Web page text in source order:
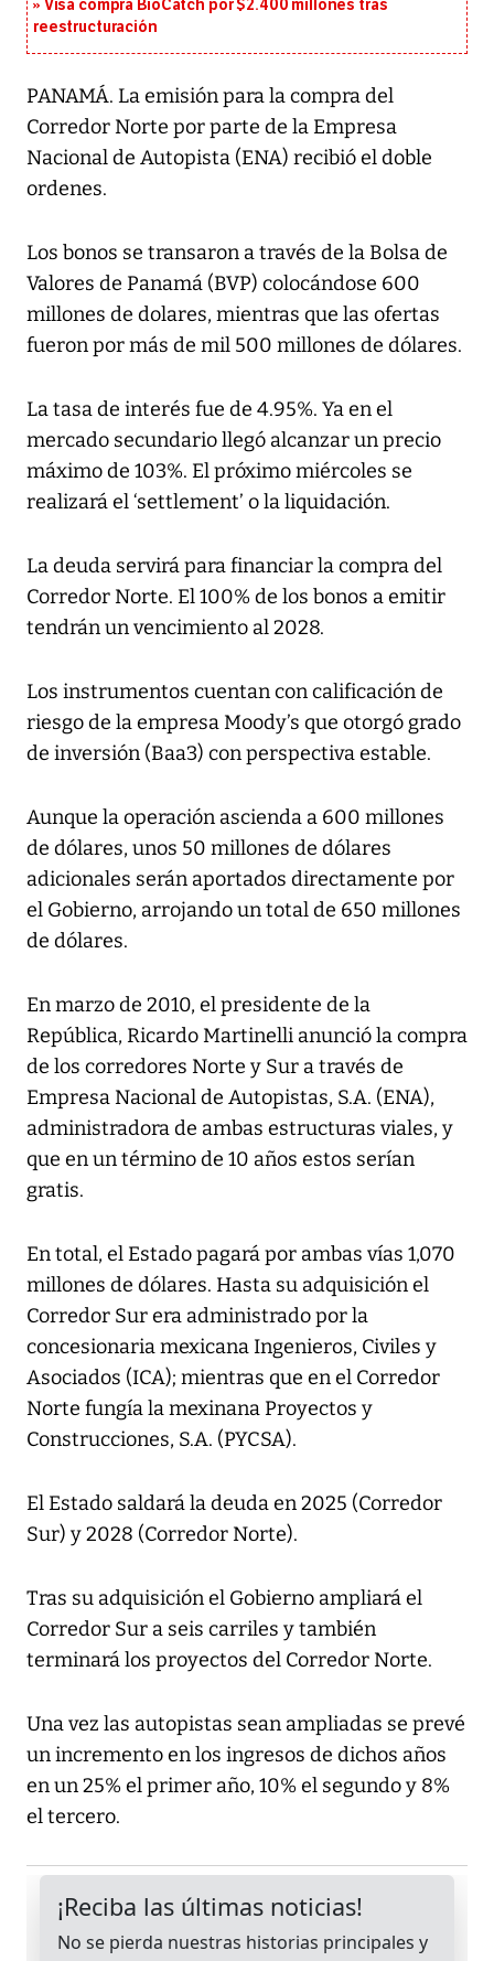
Visa compra BioCatch por $2.400 millones tras
reestructuración
PANAMÁ. La emisión para la compra del
Corredor Norte por parte de la Empresa
Nacional de Autopista (ENA) recibió el doble
ordenes.
Los bonos se transaron a través de la Bolsa de
Valores de Panamá (BVP) colocándose 600
millones de dolares, mientras que las ofertas
fueron por más de mil 500 millones de dólares.
La tasa de interés fue de 4.95%. Ya en el
mercado secundario llegó alcanzar un precio
máximo de 103%. El próximo miércoles se
realizará el ‘settlement’ o la liquidación.
La deuda servirá para financiar la compra del
Corredor Norte. El 100% de los bonos a emitir
tendrán un vencimiento al 2028.
Los instrumentos cuentan con calificación de
riesgo de la empresa Moody’s que otorgó grado
de inversión (Baa3) con perspectiva estable.
Aunque la operación ascienda a 600 millones
de dólares, unos 50 millones de dólares
adicionales serán aportados directamente por
el Gobierno, arrojando un total de 650 millones
de dólares.
En marzo de 2010, el presidente de la
República, Ricardo Martinelli anunció la compra
de los corredores Norte y Sur a través de
Empresa Nacional de Autopistas, S.A. (ENA),
administradora de ambas estructuras viales, y
que en un término de 10 años estos serían
gratis.
En total, el Estado pagará por ambas vías 1,070
millones de dólares. Hasta su adquisición el
Corredor Sur era administrado por la
concesionaria mexicana Ingenieros, Civiles y
Asociados (ICA); mientras que en el Corredor
Norte fungía la mexinana Proyectos y
Construcciones, S.A. (PYCSA).
El Estado saldará la deuda en 2025 (Corredor
Sur) y 2028 (Corredor Norte).
Tras su adquisición el Gobierno ampliará el
Corredor Sur a seis carriles y también
terminará los proyectos del Corredor Norte.
Una vez las autopistas sean ampliadas se prevé
un incremento en los ingresos de dichos años
en un 25% el primer año, 10% el segundo y 8%
el tercero.